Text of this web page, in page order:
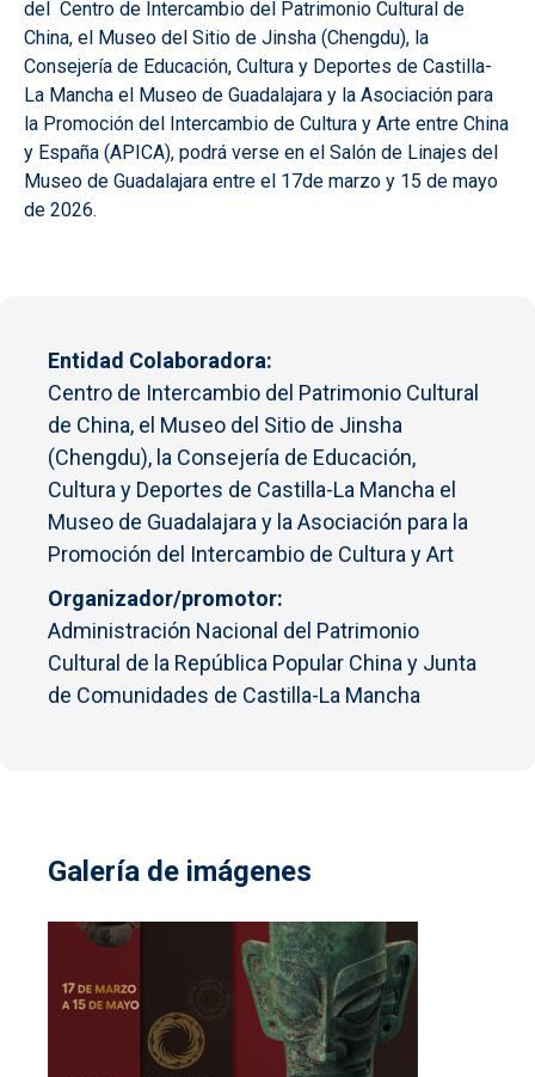
del Centro de Intercambio del Patrimonio Cultural de
China, el Museo del Sitio de Jinsha (Chengdu), la
Consejería de Educación, Cultura y Deportes de Castilla-
La Mancha el Museo de Guadalajara y la Asociación para
la Promoción del Intercambio de Cultura y Arte entre China
y España (APICA), podrá verse en el Salón de Linajes del
Museo de Guadalajara entre el 17de marzo y 15 de mayo
de 2026.
Entidad Colaboradora
Centro de Intercambio del Patrimonio Cultural
de China, el Museo del Sitio de Jinsha
(Chengdu), la Consejería de Educación,
Cultura y Deportes de Castilla-La Mancha el
Museo de Guadalajara y la Asociación para la
Promoción del Intercambio de Cultura y Art
Organizador/promotor
Administración Nacional del Patrimonio
Cultural de la República Popular China y Junta
de Comunidades de Castilla-La Mancha
Galería de imágenes